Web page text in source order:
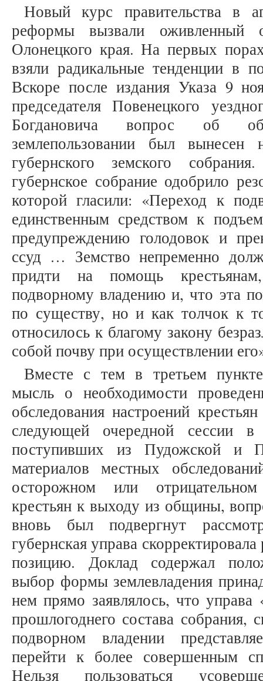
Новый курс правительства в
реформы вызвали оживленный
Олонецкого края. На первых
взяли радикальные тенденции в
Вскоре после издания Указа 9
председателя Повенецкого
Богдановича вопрос об
землепользовании был вынесен
губернского земского
губернское собрание одобрило
которой гласили: «Переход к
единственным средством к
предупреждению голодовок и
ссуд … Земство непременно
придти на помощь
подворному владению и, что эта
по существу, но и как толчок к
относилось к благому закону
собой почву при осуществлении
Вместе с тем в третьем
мысль о необходимости
обследования настроений
следующей очередной сессии
поступивших из Пудожской и
материалов местных
осторожном или
крестьян к выходу из общины,
вновь был подвергнут
губернская управа
позицию. Доклад содержал
выбор формы землевладения
нем прямо заявлялось, что
прошлогоднего состава собрания,
подворном владении
перейти к более совершенным
Нельзя пользоваться